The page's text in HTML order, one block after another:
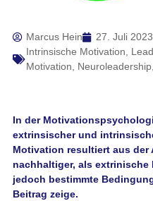
Marcus Hein
27. Juli 2023
Intrinsische Motivation,
Motivation, Neuroleadership,
In der
extrinsischer und
Motivation resultiert aus
nachhaltiger, als extrinische
jedoch bestimmte
Beitrag zeige.